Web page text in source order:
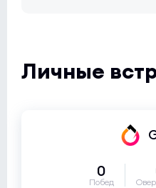
Личные
0
Побед